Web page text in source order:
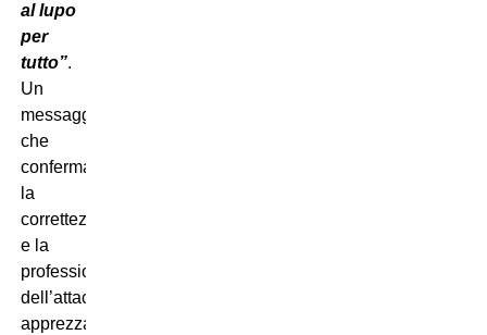
al lupo
per
tutto”.
Un
messaggio
che
conferma
la
correttezza
e la
professionalità
dell’attaccante,
apprezzate